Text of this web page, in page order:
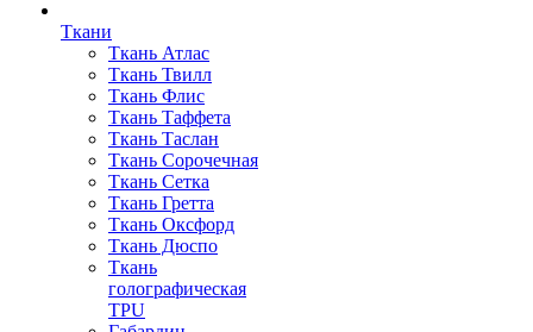
Ткани
Ткань Атлас
Ткань Твилл
Ткань Флис
Ткань Таффета
Ткань Таслан
Ткань Сорочечная
Ткань Сетка
Ткань Гретта
Ткань Оксфорд
Ткань Дюспо
Ткань
голографическая
TPU